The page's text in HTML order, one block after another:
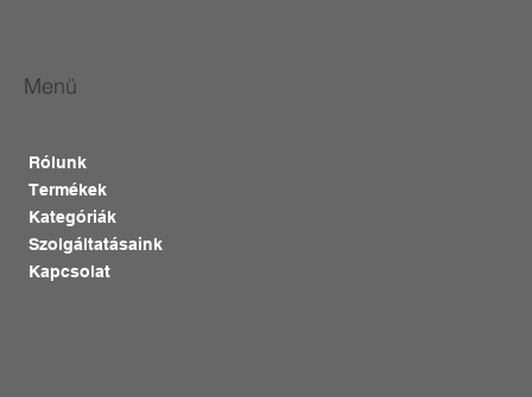
Menü
Rólunk
Termékek
Kategóriák
Szolgáltatásaink
Kapcsolat